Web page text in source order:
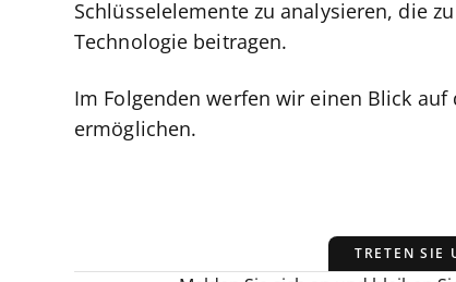
Schlüsselelemente zu analysieren, die
Technologie beitragen.
Im Folgenden werfen wir einen Blick
ermöglichen.
TRETEN SIE